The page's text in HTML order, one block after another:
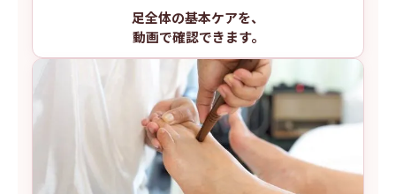
足全体の基本ケアを、
動画で確認できます。